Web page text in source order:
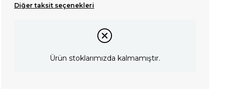
Diğer taksit seçenekleri
Ürün stoklarımızda kalmamıştır.